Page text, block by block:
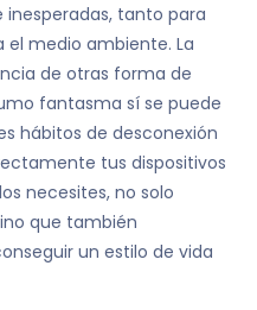
tanto para
medio ambiente. La
de otras forma de
fantasma sí se puede
hábitos de desconexión
tus dispositivos
necesites, no solo
que también
un estilo de vida